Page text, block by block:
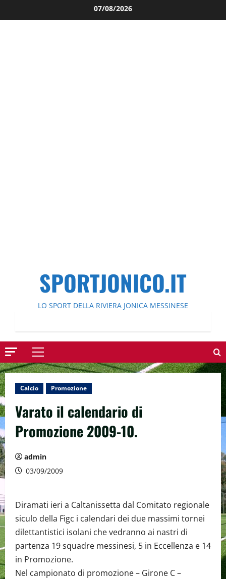
al
07/08/2026
SPORTJONICO.IT
LO SPORT DELLA RIVIERA JONICA MESSINESE
Menu
principale
Calcio Promozione
Varato il calendario di
Promozione 2009-10.
admin
03/09/2009
Diramati ieri a Caltanissetta dal Comitato regionale
siculo della Figc i calendari dei due massimi tornei
dilettantistici isolani che vedranno ai nastri di
partenza 19 squadre messinesi, 5 in Eccellenza e 14
in Promozione.
Nel campionato di promozione – Girone C –